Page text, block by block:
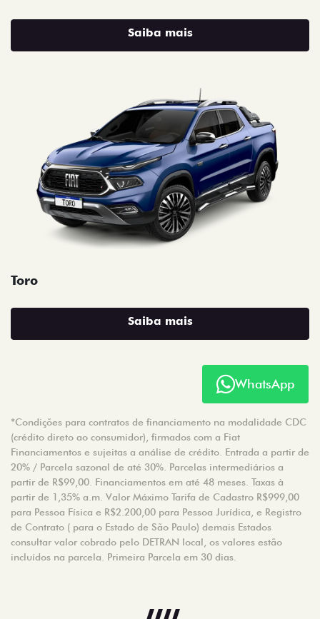
Saiba mais
Toro
Saiba mais
*Condições para contratos de financiamento na modalidade CDC
(crédito direto ao consumidor), firmados com a Fiat
Financiamentos e sujeitas a análise de crédito. Entrada a partir de
20% / Parcela sazonal de até 30%. Parcelas intermediários a
partir de R$99,00. Financiamentos em até 48 meses. Taxas à
partir de 1,35% a.m. Valor Máximo Tarifa de Cadastro R$999,00
para Pessoa Física e R$2.200,00 para Pessoa Jurídica, e Registro
de Contrato ( para o Estado de São Paulo) demais Estados
consultar valor cobrado pelo DETRAN local, os valores estão
incluídos na parcela. Primeira Parcela em 30 dias.
WhatsApp